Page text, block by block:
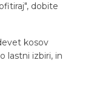
dobite
kosov
lastni izbiri, in